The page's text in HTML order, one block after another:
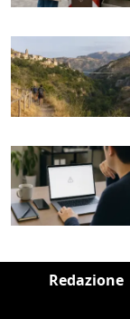
Redazione